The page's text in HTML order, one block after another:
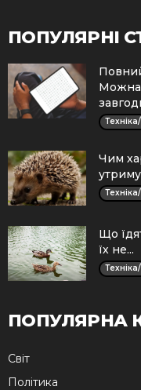
ПОПУЛЯРНІ
Можна
Чим
Що
їх не...
ПОПУЛЯРНА
Cвіт
Політика